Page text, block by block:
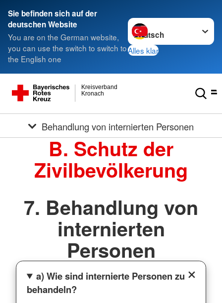
Sie befinden sich auf der
deutschen Website
You are on the German website,
you can use the switch to switch to
the English one
Sprache wechseln zu
Alles klar
Kronach
Kreisverband
Behandlung von internierten Personen
B. Schutz der
Zivilbevölkerung
7. Behandlung von
internierten
Personen
a) Wie sind internierte Personen zu
behandeln?